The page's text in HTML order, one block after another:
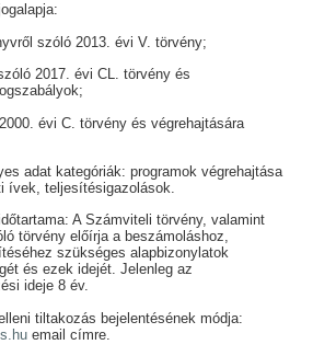
szóló 2013. évi V. törvény;
2017. évi CL. törvény és
évi C. törvény és végrehajtására
adat kategóriák: programok végrehajtása
ívek, teljesítésigazolások.
A Számviteli törvény, valamint
törvény előírja a beszámoláshoz,
szükséges alapbizonylatok
és ezek idejét. Jelenleg az
ideje 8 év.
tiltakozás bejelentésének módja:
email címre.